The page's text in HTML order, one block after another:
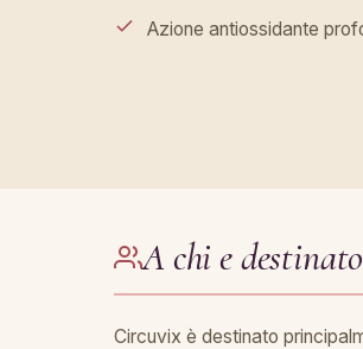
Azione antiossidante
A chi e destinato
Circuvix è destinato